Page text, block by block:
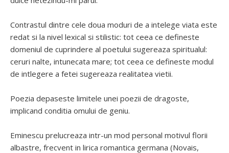
Contrastul dintre cele doua moduri de a intelege viata este
redat si la nivel lexical si stilistic: tot ceea ce defineste
domeniul de cuprindere al poetului sugereaza spiritualul:
ceruri nalte, intunecata mare; tot ceea ce defineste modul
de intlegere a fetei sugereaza realitatea vietii.
Poezia depaseste limitele unei poezii de dragoste,
implicand conditia omului de geniu.
Eminescu prelucreaza intr-un mod personal motivul florii
albastre, frecvent in lirica romantica germana (Novais,